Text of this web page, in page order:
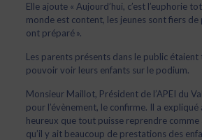
Elle ajoute « Aujourd’hui, c’est l’euphorie
monde est content, les jeunes sont fiers de
ont préparé ».
Les parents présents dans le public étaient
pouvoir voir leurs enfants sur le podium.
Monsieur Maillot, Président de l’APEI du
pour l’évènement, le confirme. Il a expliqué
heureux que tout puisse reprendre comme
qu’il y ait beaucoup de prestations des